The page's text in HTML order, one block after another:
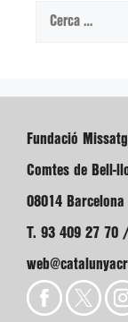
Cerca:
Fundació
Comtes de Bell-
08014 Barcelona
T. 93 409 27 70